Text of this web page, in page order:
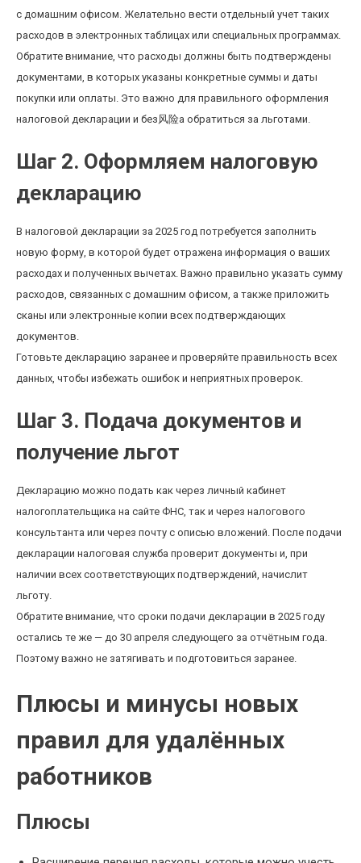
с домашним офисом. Желательно вести отдельный учет таких
расходов в электронных таблицах или специальных программах.
Обратите внимание, что расходы должны быть подтверждены
документами, в которых указаны конкретные суммы и даты
покупки или оплаты. Это важно для правильного оформления
налоговой декларации и без风险а обратиться за льготами.
Шаг 2. Оформляем налоговую
декларацию
В налоговой декларации за 2025 год потребуется заполнить
новую форму, в которой будет отражена информация о ваших
расходах и полученных вычетах. Важно правильно указать сумму
расходов, связанных с домашним офисом, а также приложить
сканы или электронные копии всех подтверждающих
документов.
Готовьте декларацию заранее и проверяйте правильность всех
данных, чтобы избежать ошибок и неприятных проверок.
Шаг 3. Подача документов и
получение льгот
Декларацию можно подать как через личный кабинет
налогоплательщика на сайте ФНС, так и через налогового
консультанта или через почту с описью вложений. После подачи
декларации налоговая служба проверит документы и, при
наличии всех соответствующих подтверждений, начислит
льготу.
Обратите внимание, что сроки подачи декларации в 2025 году
остались те же — до 30 апреля следующего за отчётным года.
Поэтому важно не затягивать и подготовиться заранее.
Плюсы и минусы новых
правил для удалённых
работников
Плюсы